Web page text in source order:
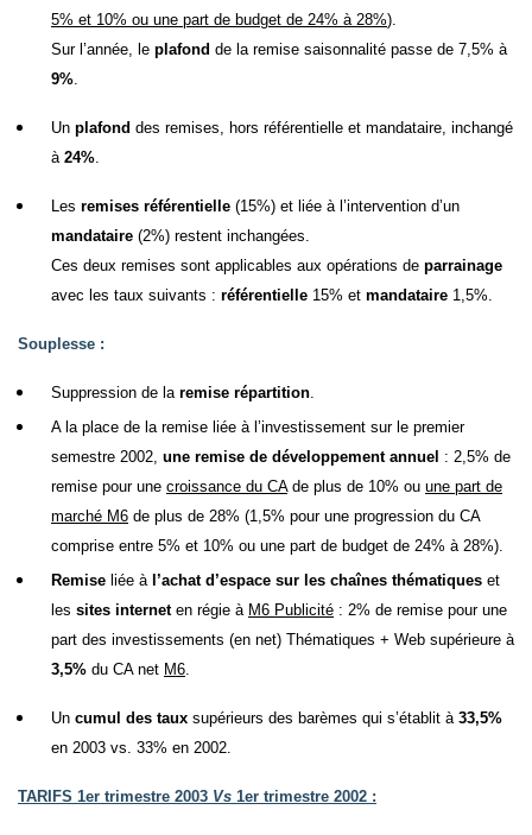
5% et 10% ou une part de budget de 24% à 28%).
Sur l’année, le plafond de la remise saisonnalité passe de 7,5% à
9%.
Un plafond des remises, hors référentielle et mandataire, inchangé
à 24%.
Les remises référentielle (15%) et liée à l’intervention d’un
mandataire (2%) restent inchangées.
Ces deux remises sont applicables aux opérations de parrainage
avec les taux suivants : référentielle 15% et mandataire 1,5%.
Souplesse :
Suppression de la remise répartition.
A la place de la remise liée à l’investissement sur le premier
semestre 2002, une remise de développement annuel : 2,5% de
remise pour une croissance du CAde plus de 10% ou une part de
marché M6 de plus de 28% (1,5% pour une progression du CA
comprise entre 5% et 10% ou une part de budget de 24% à 28%).
Remise liée à l’achat d’espace sur les chaînes thématiques et
les sites interneten régie à M6 Publicité : 2% de remise pour une
part des investissements (en net) Thématiques + Web supérieure à
3,5% du CA net M6.
Un cumul des taux supérieurs des barèmes qui s’établit à 33,5%
en 2003 vs. 33% en 2002.
TARIFS 1er trimestre 2003 Vs 1er trimestre 2002 :